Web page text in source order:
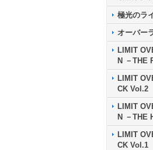
極光のラ
オーバー
LIMIT
N －THE
LIMIT
CK Vol.2
LIMIT
N －THE
LIMIT
CK Vol.1